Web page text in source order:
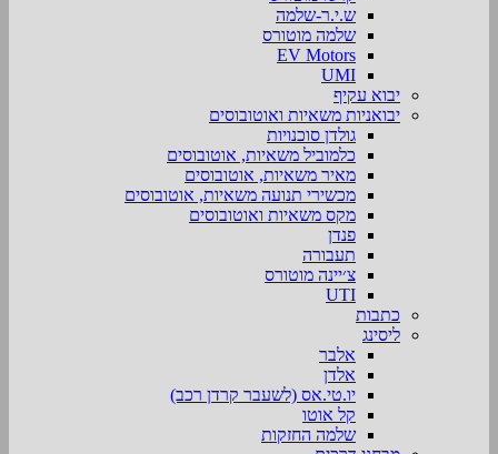
ש.י.ר-שלמה
שלמה מוטורס
EV Motors
UMI
יבוא עקיף
יבואניות משאיות ואוטובוסים
גולדן סוכנויות
כלמוביל משאיות, אוטובוסים
מאיר משאיות, אוטובוסים
מכשירי תנועה משאיות, אוטובוסים
מקס משאיות ואוטובוסים
פנדן
תעבורה
צ׳יינה מוטורס
UTI
כתבות
ליסינג
אלבר
אלדן
יו.טי.אס (לשעבר קרדן רכב)
קל אוטו
שלמה החזקות